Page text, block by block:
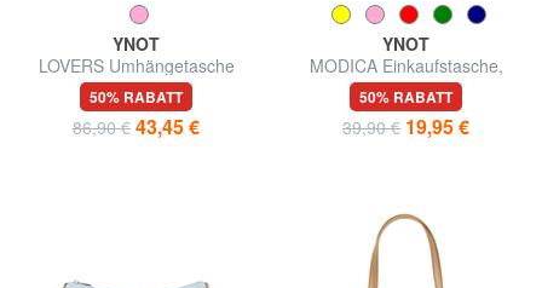
YNOT
LOVERS Umhängetasche
50% RABATT
86,90 € 43,45 €
YNOT
MODICA Einkaufstasche,
Umhängetasche
50% RABATT
39,90 € 19,95 €